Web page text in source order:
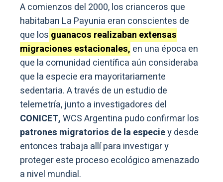
A comienzos del 2000, los crianceros que
habitaban La Payunia eran conscientes de
que los guanacos realizaban extensas
migraciones estacionales, en una época en
que la comunidad científica aún consideraba
que la especie era mayoritariamente
sedentaria. A través de un estudio de
telemetría, junto a investigadores del
CONICET,WCS Argentina pudo confirmar los
patrones migratorios de la especiey desde
entonces trabaja allí para investigar y
proteger este proceso ecológico amenazado
a nivel mundial.